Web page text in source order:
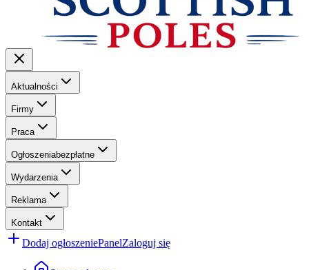
Aktualności
Firmy
Praca
Ogłoszeniabezpłatne
Wydarzenia
Reklama
Kontakt
Dodaj ogłoszeniePanelZaloguj się